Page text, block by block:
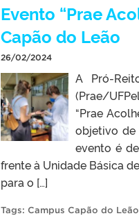
Evento “Prae
Capão do Leão
26/02/2024
A Pró-
(Prae/
“Prae
objetivo de
evento é
frente à Unidade Básica
para o […]
Tags: Campus Capão do Leão